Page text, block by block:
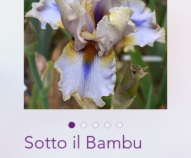
Sotto il Bambu